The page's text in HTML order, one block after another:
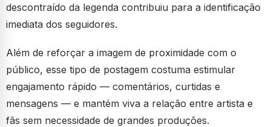
descontraído da legenda contribuiu para a identificação
imediata dos seguidores.
Além de reforçar a imagem de proximidade com o
público, esse tipo de postagem costuma estimular
engajamento rápido — comentários, curtidas e
mensagens — e mantém viva a relação entre artista e
fãs sem necessidade de grandes produções.